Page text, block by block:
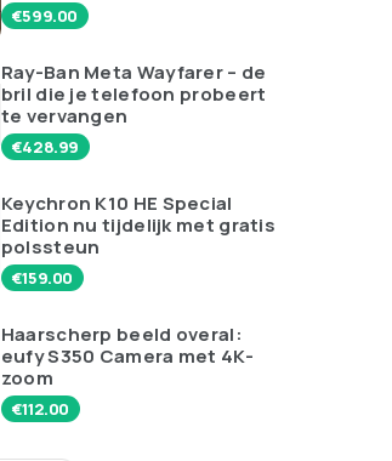
€599.00
Ray-Ban Meta Wayfarer – de
bril die je telefoon probeert
te vervangen
€428.99
Keychron K10 HE Special
Edition nu tijdelijk met gratis
polssteun
€159.00
Haarscherp beeld overal:
eufy S350 Camera met 4K-
zoom
€112.00